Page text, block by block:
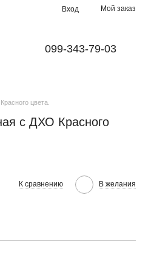
Вход Мой заказ
099-343-79-03
цвета.
с ДХО Красного
К сравнению В желания